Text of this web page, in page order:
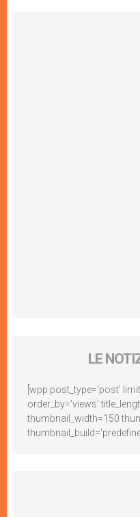
LE
[wpp post_type='post'
order_by='views'
thumbnail_width=150